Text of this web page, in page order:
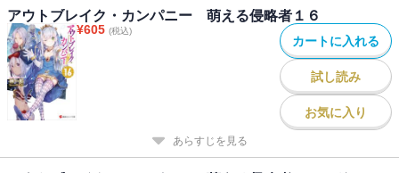
アウトブレイク・カンパニー 萌える侵略者１６
¥605 (税込)
カートに入れる
試し読み
お気に入り
あらすじを見る